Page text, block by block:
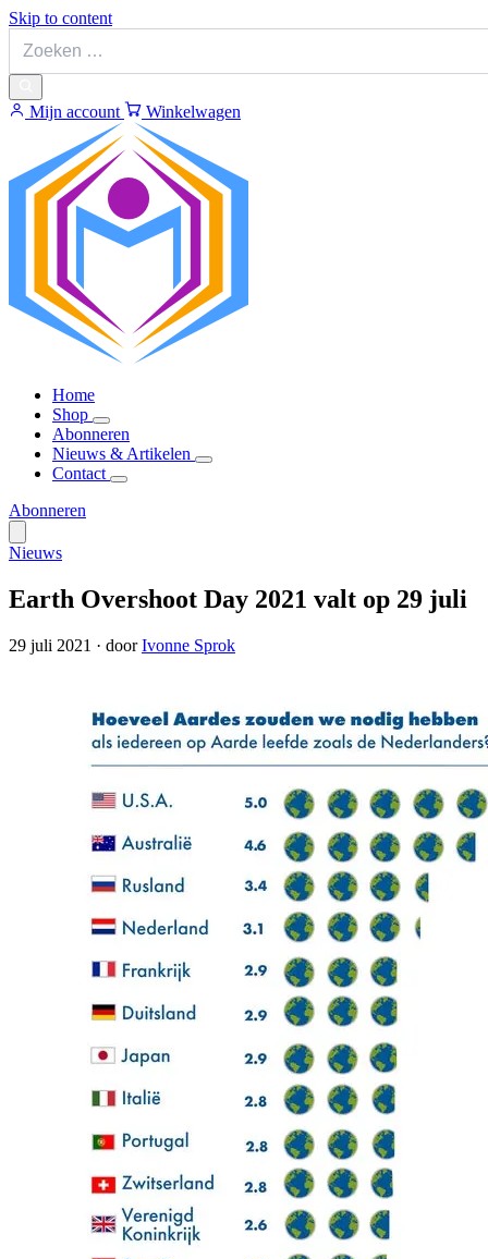
Skip to content
Mijn account Winkelwagen
Home
Shop
Abonneren
Nieuws & Artikelen
Contact
Abonneren
Nieuws
Earth Overshoot Day 2021 valt op 29 juli
29 juli 2021 · doorIvonne Sprok